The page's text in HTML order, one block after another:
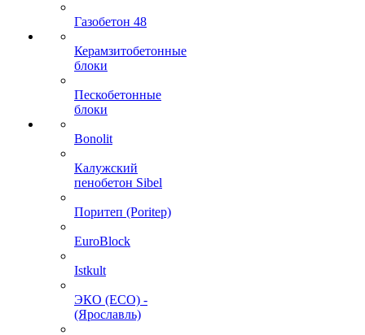
Газобетон 48
Керамзитобетонные
блоки
Пескобетонные
блоки
Bonolit
Калужский
пенобетон Sibel
Поритеп (Poritep)
EuroBlock
Istkult
ЭКО (ECO) -
(Ярославль)